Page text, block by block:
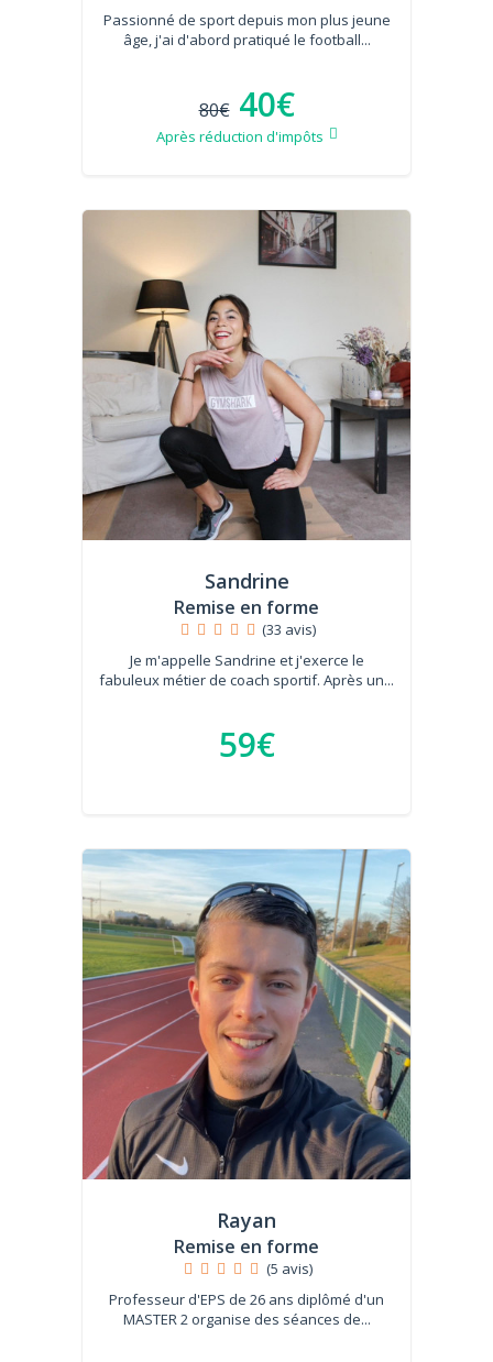
Passionné de sport depuis mon plus jeune
âge, j'ai d'abord pratiqué le football...
80€ 40€
Après réduction d'impôts
Sandrine
Remise en forme
(33 avis)
Je m'appelle Sandrine et j'exerce le
fabuleux métier de coach sportif. Après un...
59€
Rayan
Remise en forme
(5 avis)
Professeur d'EPS de 26 ans diplômé d'un
MASTER 2 organise des séances de...